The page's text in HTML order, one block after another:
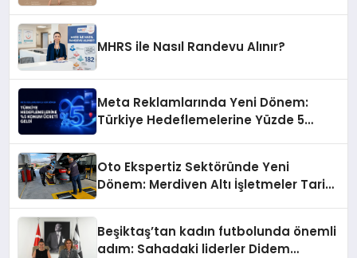
MHRS ile Nasıl Randevu Alınır?
Meta Reklamlarında Yeni Dönem:
Türkiye Hedeflemelerine Yüzde 5
Oto Ekspertiz Sektöründe Yeni
Dönem: Merdiven Altı İşletmeler Tarih
Beşiktaş’tan kadın futbolunda önemli
adım: Sahadaki liderler Didem